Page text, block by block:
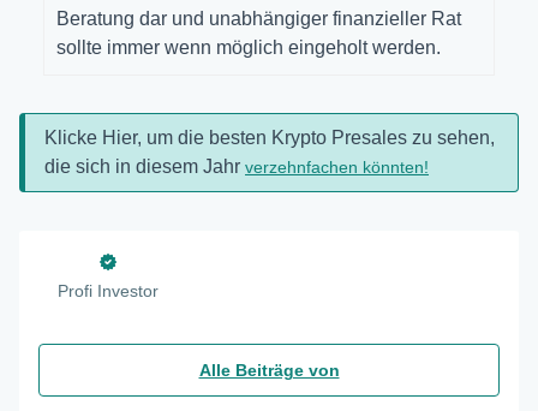
Beratung dar und unabhängiger finanzieller Rat
sollte immer wenn möglich eingeholt werden.
Klicke Hier, um die besten Krypto Presales zu sehen,
die sich in diesem Jahr verzehnfachen könnten!
Profi Investor
Alle Beiträge von